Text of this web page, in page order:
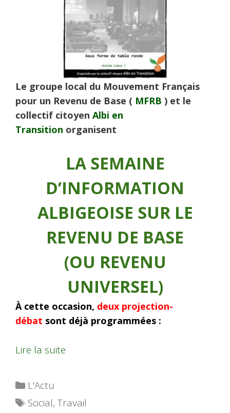
Le groupe local du Mouvement Français
pour un Revenu de Base ( MFRB ) et le
collectif citoyen Albi en
Transition organisent
LA SEMAINE
D’INFORMATION
ALBIGEOISE SUR LE
REVENU DE BASE
(OU REVENU
UNIVERSEL)
À cette occasion, deux projection-
débat sont déjà programmées :
Lire la suite
Catégories
L'Actu
Étiquettes
Social,Travail